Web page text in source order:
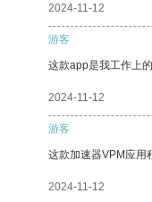
2024-11-12
游客
这款app是我工作上
2024-11-12
游客
这款加速器VPM应用
2024-11-12